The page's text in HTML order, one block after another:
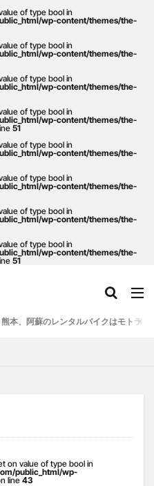
of type bool in
wp-content/themes/the-
of type bool in
wp-content/themes/the-
of type bool in
wp-content/themes/the-
of type bool in
wp-content/themes/the-
51
of type bool in
wp-content/themes/the-
of type bool in
wp-content/themes/the-
of type bool in
wp-content/themes/the-
of type bool in
wp-content/themes/the-
51
本、阿蘇のレンタルバイクはモトライ
on value of type bool in
public_html/wp-
line 43
か牛の館
くまモン
ウナ
ステッカー
ィールド
ホルモン
ズ
モトライドレンタル
ワンピース
人吉球磨
像
竹熊
近江屋
阿蘇